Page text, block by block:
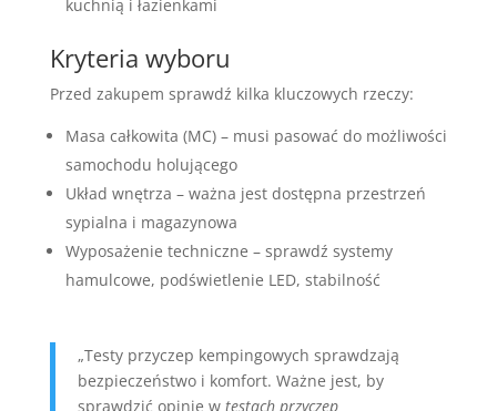
kuchnią i łazienkami
Kryteria wyboru
Przed zakupem sprawdź kilka kluczowych rzeczy:
Masa całkowita (MC) – musi pasować do możliwości
samochodu holującego
Układ wnętrza – ważna jest dostępna przestrzeń
sypialna i magazynowa
Wyposażenie techniczne – sprawdź systemy
hamulcowe, podświetlenie LED, stabilność
„Testy przyczep kempingowych sprawdzają
bezpieczeństwo i komfort. Ważne jest, by
sprawdzić opinie w testach przyczep